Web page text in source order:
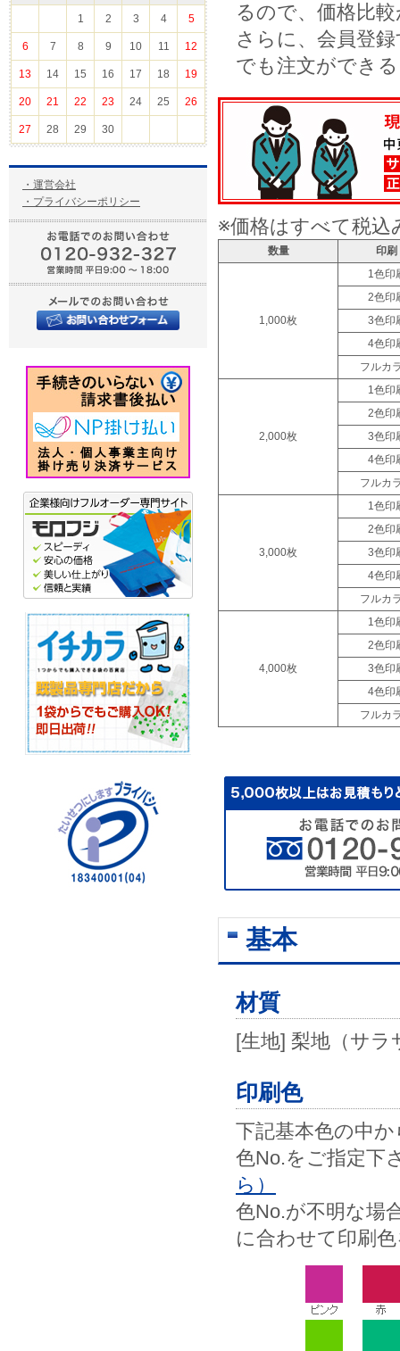
1 2 3 4 5
6 7 8 9 10 11 12
13 14 15 16 17 18 19
20 21 22 23 24 25 26
27 28 29 30
・運営会社
・プライバシーポリシー
るので、価格比
さらに、会員登
でも注文ができ
※価格はすべて税込
数量 印刷
1,000枚
1色印
2色印
3色印
4色印
フルカ
2,000枚
1色印
2色印
3色印
4色印
フルカ
3,000枚
1色印
2色印
3色印
4色印
フルカ
4,000枚
1色印
2色印
3色印
4色印
フルカ
基本
材質
[生地] 梨地（サ
印刷色
下記基本色の中
色No.をご指定下
ら）
色No.が不明な場
に合わせて印刷